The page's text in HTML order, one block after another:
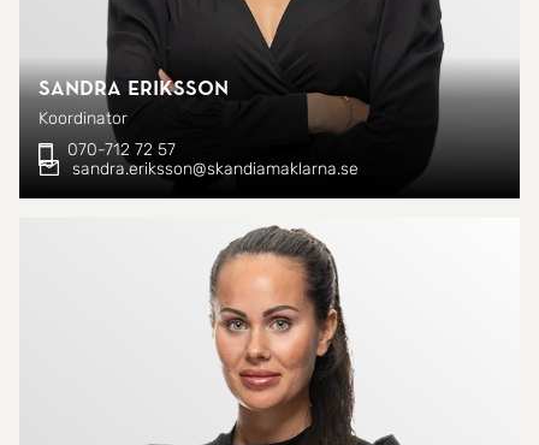
Sandra Eriksson
Koordinator
070-712 72 57
sandra.eriksson@skandiamaklarna.se